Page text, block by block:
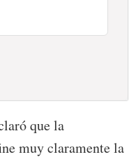
que la
muy claramente la